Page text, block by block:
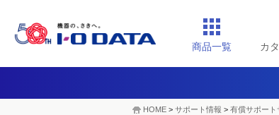
商品一覧 カ
HOME > サポート情報 > 有償サポート